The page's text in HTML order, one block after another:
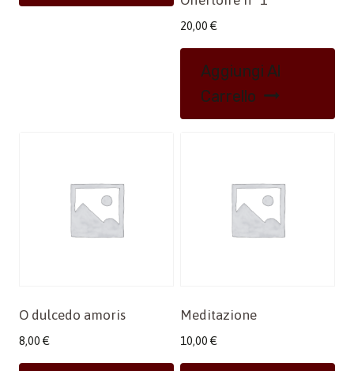
20,00 €
Aggiungi Al
Carrello
O dulcedo amoris
8,00 €
Meditazione
10,00 €